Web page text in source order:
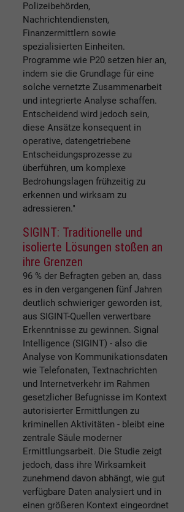
Polizeibehörden,
Nachrichtendiensten,
Finanzermittlern sowie
spezialisierten Einheiten.
Programme wie P20 setzen hier an,
indem sie die Grundlage für eine
solche vernetzte Zusammenarbeit
und integrierte Analyse schaffen.
Entscheidend wird jedoch sein,
diese Ansätze konsequent in
operative, datengetriebene
Entscheidungsprozesse zu
überführen, um komplexe
Bedrohungslagen frühzeitig zu
erkennen und wirksam zu
adressieren."
SIGINT: Traditionelle und
isolierte Lösungen stoßen an
ihre Grenzen
96 % der Befragten geben an, dass
es in den vergangenen fünf Jahren
deutlich schwieriger geworden ist,
aus SIGINT-Quellen verwertbare
Erkenntnisse zu gewinnen. Signal
Intelligence (SIGINT) - also die
Analyse von Kommunikationsdaten
wie Telefonaten, Textnachrichten
und Internetverkehr im Rahmen
gesetzlicher Befugnisse im Kontext
autorisierter Ermittlungen zu
kriminellen Aktivitäten - bleibt eine
zentrale Säule moderner
Ermittlungsarbeit. Die Studie zeigt
jedoch, dass ihre Wirksamkeit
zunehmend davon abhängt, wie gut
verfügbare Daten analysiert und in
einen größeren Kontext eingeordnet